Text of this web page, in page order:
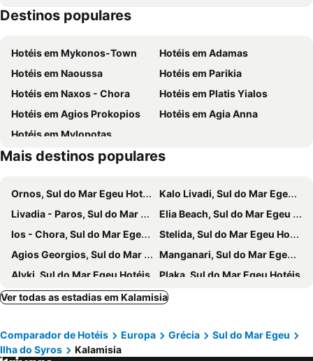
Mykonos Island National Airport
Traditional Settlement of Mykonos
Mylos
Elia
Chalandriani
1. Antanaklasis Music Festival Mykonos
Marco Polo
Grammata Beach
Neorio
Syros
Azolimnos
Cityhall
Naos ton Diliion - Megas Naos
Museu Marítimo do Egeu
Vaporia
Road of Megalochari
Loutra Port - Kythnos
Ftelia
Syneti
Cyclades Olive Museum
Destinos populares
Hotéis em Mykonos-Town
Hotéis em Adamas
Hotéis em Naoussa
Hotéis em Parikia
Hotéis em Naxos - Chora
Hotéis em Platis Yialos
Hotéis em Agios Prokopios
Hotéis em Agia Anna
Hotéis em Mylopotas
Mais destinos populares
Ornos, Sul do Mar Egeu Hotéis
Kalo Livadi, Sul do Mar Egeu Hotéis
Livadia - Paros, Sul do Mar Egeu Hotéis
Elia Beach, Sul do Mar Egeu Hotéis
Ios - Chora, Sul do Mar Egeu Hotéis
Stelida, Sul do Mar Egeu Hotéis
Agios Georgios, Sul do Mar Egeu Hotéis
Manganari, Sul do Mar Egeu Hotéis
Alyki, Sul do Mar Egeu Hotéis
Plaka, Sul do Mar Egeu Hotéis
Agios Stefanos, Sul do Mar Egeu Hotéis
Ano Mera, Sul do Mar Egeu Hotéis
Tourlos, Sul do Mar Egeu Hotéis
Triovasalos, Sul do Mar Egeu Hotéis
Choulakia, Sul do Mar Egeu Hotéis
Chrissi Akti, Sul do Mar Egeu Hotéis
Ver todas as estadias em Kalamisia
Comparador de Hotéis Europa Grécia
Sul do Mar Egeu
Ilha do Syros
Kalamisia